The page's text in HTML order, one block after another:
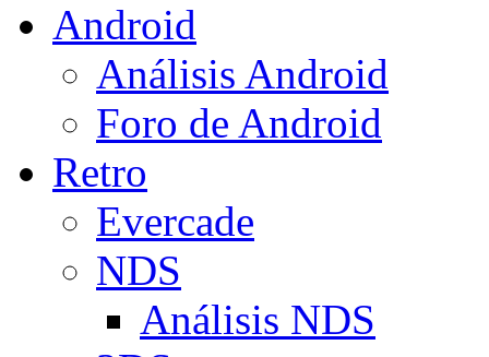
Android
Análisis Android
Foro de Android
Retro
Evercade
NDS
Análisis NDS